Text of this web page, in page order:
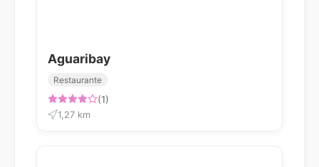
Aguaribay
Restaurante
(1)
1,27 km